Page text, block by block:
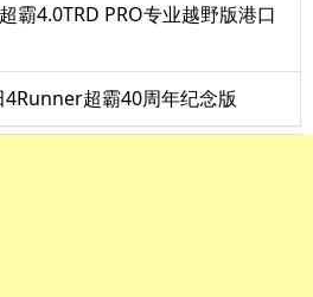
霸4.0TRD PRO专业越野版港口
超霸40周年纪念版